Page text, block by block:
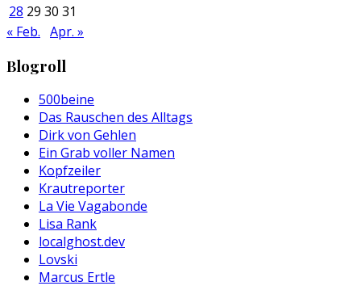
28 29 30 31
« Feb. Apr. »
Blogroll
500beine
Das Rauschen des Alltags
Dirk von Gehlen
Ein Grab voller Namen
Kopfzeiler
Krautreporter
La Vie Vagabonde
Lisa Rank
localghost.dev
Lovski
Marcus Ertle